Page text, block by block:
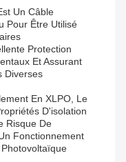
Un Câble
Pour Être Utilisé
Protection
Et Assurant
Diverses
En XLPO, Le
D'isolation
Risque De
Fonctionnement